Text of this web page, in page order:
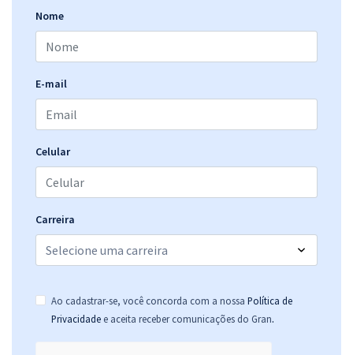
Nome
E-mail
Celular
Carreira
Ao cadastrar-se, você concorda com a nossa Política de
Privacidade e aceita receber comunicações do Gran.